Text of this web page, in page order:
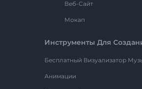
Веб-Сайт
Мокап
Инструменты Для
Бесплатный Визуализатор
Анимации